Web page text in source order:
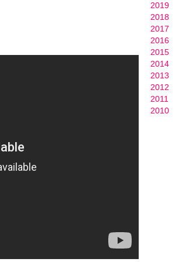
2019
2018
2017
2016
2015
2014
2013
2012
2011
2010